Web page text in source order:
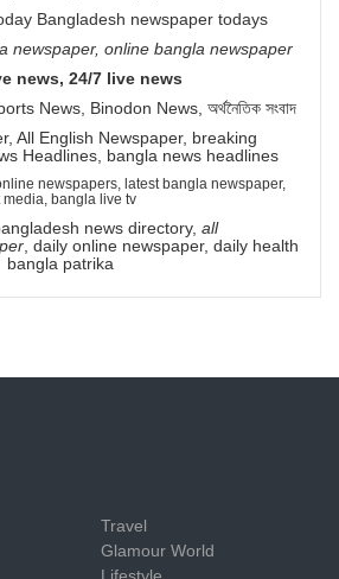
Bangladesh newspaper todays
newspaper, online bangla newspaper
news, 24/7 live news
News, Binodon News, অর্থনৈতিক সংবাদ
All English Newspaper, breaking
Headlines, bangla news headlines
newspapers, latest bangla newspaper,
bangla live tv
news directory, all
, daily online newspaper, daily health
bangla patrika
Travel
Glamour World
Lifestyle